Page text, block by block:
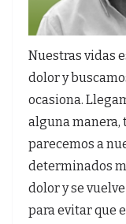
Nuestras vidas
dolor y
ocasiona.
alguna manera,
parecemos a
determinados
dolor y se
para evitar que